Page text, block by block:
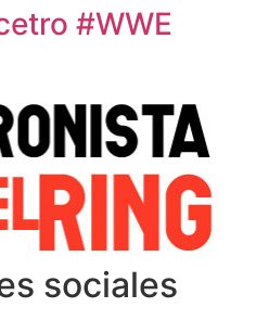
#WWE
sociales